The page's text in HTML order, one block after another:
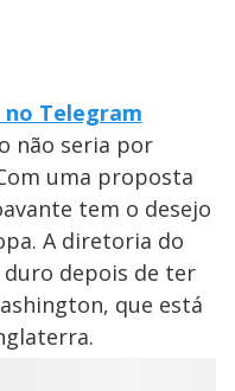
Telegram
não seria por
uma proposta
tem o desejo
A diretoria do
duro depois de ter
que está